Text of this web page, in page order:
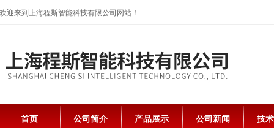
欢迎来到上海程斯智能科技有限公司网站！
首页 公司简介 产品展示 公司新闻 技